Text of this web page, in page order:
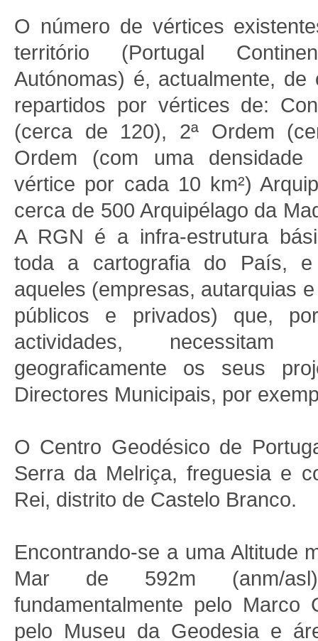
O número de vértices
território (Portugal
Autónomas) é, actualmente,
repartidos por vértices de:
(cerca de 120), 2ª Ordem
Ordem (com uma
vértice por cada 10 km²)
cerca de 500 Arquipélago da
A RGN é a infra-estrutura
toda a cartografia do País,
aqueles (empresas, autarquias
públicos e privados) que,
actividades,
geograficamente os seus
Directores Municipais, por
O Centro Geodésico de
Serra da Melriça, freguesia e
Rei, distrito de Castelo Branco.
Encontrando-se a uma Altitude
Mar de 592m (anm/
fundamentalmente pelo Marco
pelo Museu da Geodesia e